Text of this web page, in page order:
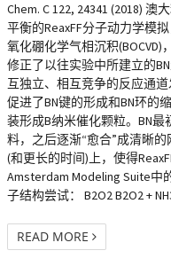
Chem. C 122, 24341 (2018)
平衡的ReaxFF分子动力学模
氧化硼化学气相沉积
修正了以往实验中所建立的
互独立、相互竞争的反应通
促进了BN键的形成和BN环的
装形成B纳米催化颗粒。BN
料，之后逐渐“愈合”成清晰
(和更长的时间)上，使得
Amsterdam Modeling Suite中
子结构尝试： B2O2 B2O2 +
READ MORE